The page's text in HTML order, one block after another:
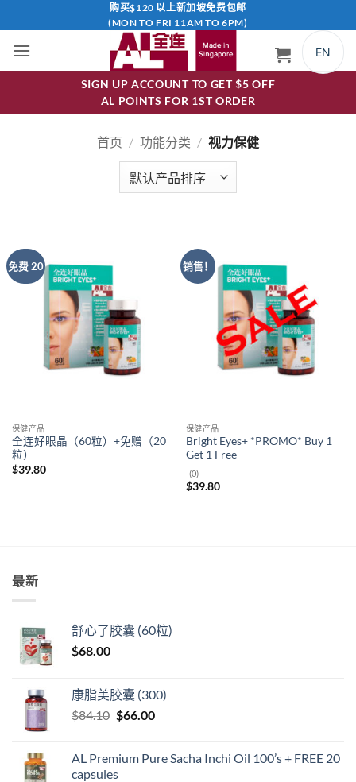
到
容
购买$120 以上新加坡免费包邮
(MON TO FRI 11AM TO 6PM)
EN
SIGN UP ACCOUNT TO GET $5 OFF
AL POINTS FOR 1ST ORDER
首页 / 功能分类 / 视力保健
免费 20
保健产品
全连好眼晶（60粒）+免赠（20
粒）
$39.80
销售！
保健产品
Bright Eyes+ *PROMO* Buy 1
Get 1 Free
(0)
$39.80
最新
舒心了胶囊 (60粒)
$68.00
康脂美胶囊 (300)
$84.10 原
$84.10。
$66.00当
格
AL Premium Pure Sacha Inchi Oil 100’s + FREE 20
capsules